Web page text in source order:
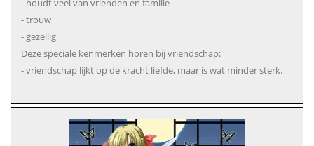
- houdt veel van vrienden en familie
- trouw
- gezellig
Deze speciale kenmerken horen bij vriendschap:
- vriendschap lijkt op de kracht liefde, maar is wat minder sterk.